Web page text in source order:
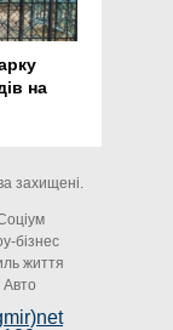
на
захищені.
бізнес
життя
Авто